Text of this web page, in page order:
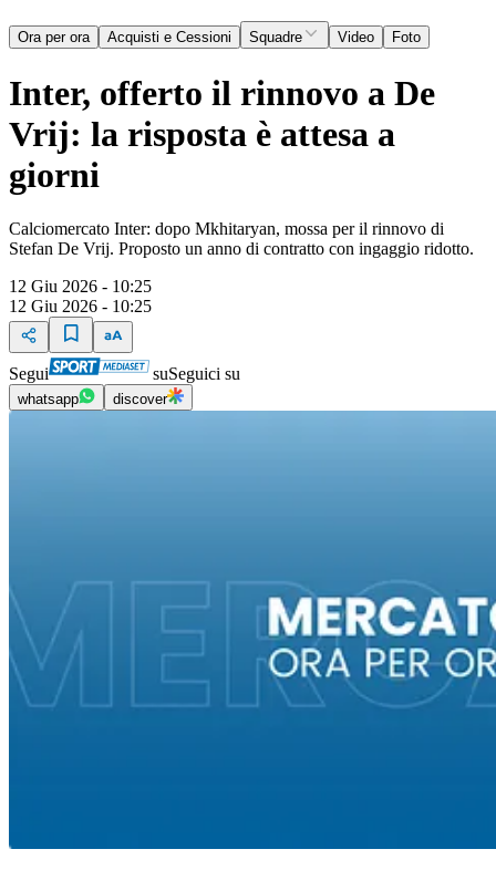
Ora per ora Acquisti e Cessioni Squadre Video Foto
Inter, offerto il rinnovo a De
Vrij: la risposta è attesa a
giorni
Calciomercato Inter: dopo Mkhitaryan, mossa per il rinnovo di
Stefan De Vrij. Proposto un anno di contratto con ingaggio ridotto.
12 Giu 2026 - 10:25
12 Giu 2026 - 10:25
Segui suSeguici su
whatsapp discover